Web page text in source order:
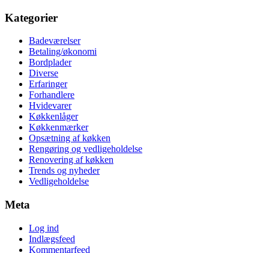
Kategorier
Badeværelser
Betaling/økonomi
Bordplader
Diverse
Erfaringer
Forhandlere
Hvidevarer
Køkkenlåger
Køkkenmærker
Opsætning af køkken
Rengøring og vedligeholdelse
Renovering af køkken
Trends og nyheder
Vedligeholdelse
Meta
Log ind
Indlægsfeed
Kommentarfeed